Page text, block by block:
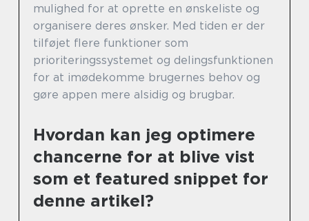
mulighed for at oprette en ønskeliste og
organisere deres ønsker. Med tiden er der
tilføjet flere funktioner som
prioriteringssystemet og delingsfunktionen
for at imødekomme brugernes behov og
gøre appen mere alsidig og brugbar.
Hvordan kan jeg optimere
chancerne for at blive vist
som et featured snippet for
denne artikel?